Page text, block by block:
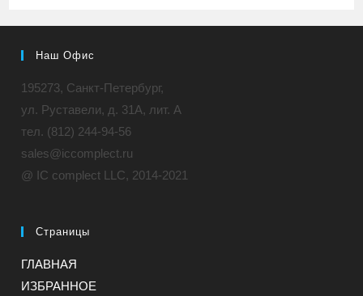
Наш Офис
195273, Санкт-Петербург,
ул. Руставели, д. 31A, лит. А
тел. (812) 244-94-56
sales@iccomplect.ru
@ IC complect LLC, 2014-2021
Страницы
ГЛАВНАЯ
ИЗБРАННОЕ